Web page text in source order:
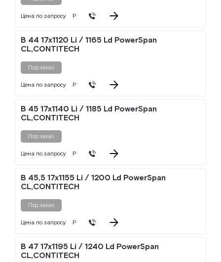
Цена по запросу Р
B 44 17x1120 Li / 1165 Ld PowerSpan
CL,CONTITECH
Под заказ
Цена по запросу Р
B 45 17x1140 Li / 1185 Ld PowerSpan
CL,CONTITECH
Под заказ
Цена по запросу Р
B 45,5 17x1155 Li / 1200 Ld PowerSpan
CL,CONTITECH
Под заказ
Цена по запросу Р
B 47 17x1195 Li / 1240 Ld PowerSpan
CL,CONTITECH